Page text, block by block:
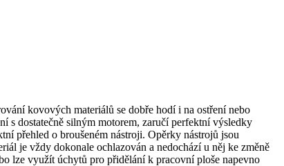
kovových materiálů se dobře hodí i na ostření nebo
s dostatečně silným motorem, zaručí perfektní výsledky
přehled o broušeném nástroji. Opěrky nástrojů jsou
je vždy dokonale ochlazován a nedochází u něj ke změně
lze využít úchytů pro přidělání k pracovní ploše napevno